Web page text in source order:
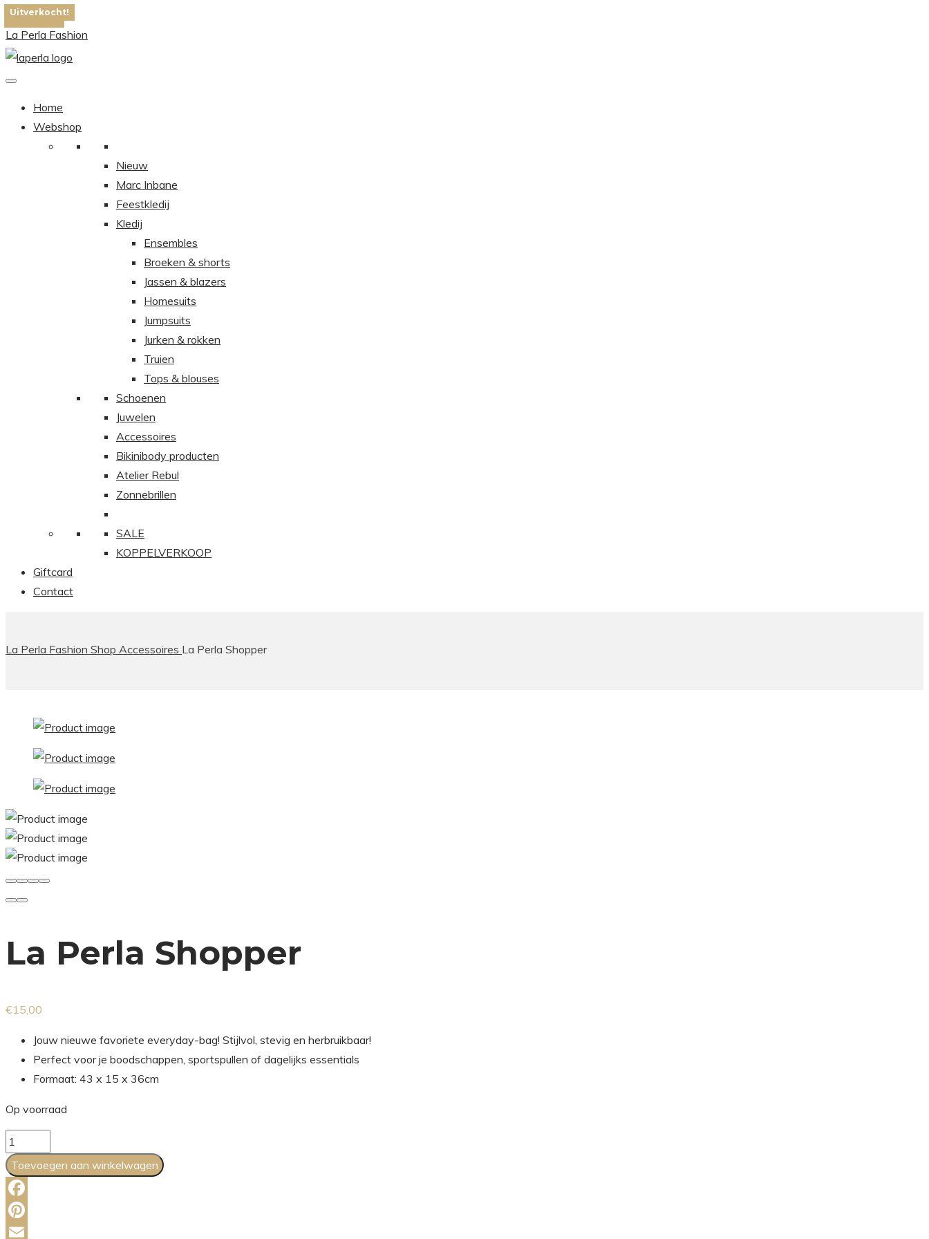
La Perla Fashion
Home
Webshop
Nieuw
Marc Inbane
Feestkledij
Kledij
Ensembles
Broeken & shorts
Jassen & blazers
Homesuits
Jumpsuits
Jurken & rokken
Truien
Tops & blouses
Schoenen
Juwelen
Accessoires
Bikinibody producten
Atelier Rebul
Zonnebrillen
SALE
KOPPELVERKOOP
Giftcard
Contact
La Perla Fashion Shop Accessoires La Perla Shopper
La Perla Shopper
€15,00
Jouw nieuwe favoriete everyday-bag! Stijlvol, stevig en herbruikbaar!
Perfect voor je boodschappen, sportspullen of dagelijks essentials
Formaat: 43 x 15 x 36cm
Op voorraad
La
Perla
Shopper
aantal
Toevoegen aan winkelwagen
Facebook
Pinterest